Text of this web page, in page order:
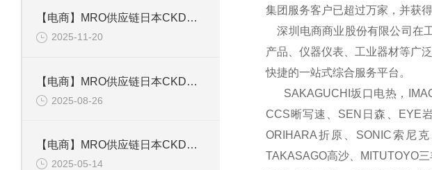
【电商】MRO供应链日本CKD喜开理电磁阀ADK 11-20A
2025-11-20
【电商】MRO供应链日本CKD喜开理 电磁AD11-8A-03A AC110V
2025-08-26
【电商】MRO供应链日本CKD喜开理 带导杆气缸 STLM-12150
2025-05-14
集团服务客户已超过万家，并获
深圳电商商业股份有限公司在
产品、仪器仪表、工业器材等广
快捷的一站式综合服务平台。
SAKAGUCHI坂口电热，IMAO
CCS晰写速、SEN日森、EYE
ORIHARA折原、SONIC索尼
TAKASAGO高沙、MITUTOYO